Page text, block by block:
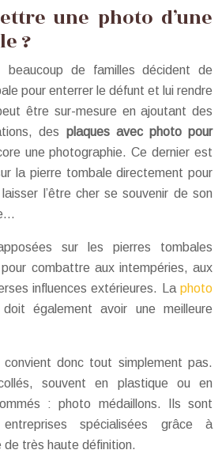
une photo d’une
?
beaucoup de familles décident de
pour enterrer le défunt et lui rendre
être sur-mesure en ajoutant des
des plaques avec photo pour
une photographie. Ce dernier est
la pierre tombale directement pour
l’être cher se souvenir de son
sur les pierres tombales
combattre aux intempéries, aux
influences extérieures. La photo
également avoir une meilleure
donc tout simplement pas.
souvent en plastique ou en
: photo médaillons. Ils sont
spécialisées grâce à
de très haute définition.